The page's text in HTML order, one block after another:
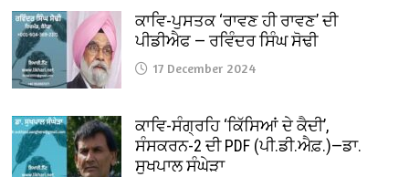
ਕਾਵਿ-ਪੁਸਤਕ ‘ਰਾਵਣ ਹੀ ਰਾਵਣ’ ਦੀ
ਪੀਡੀਐਫ — ਰਵਿੰਦਰ ਸਿੰਘ ਸੋਢੀ
17 December 2024
ਕਾਵਿ-ਸੰਗ੍ਰਹਿ ‘ਕਿੱਸਿਆਂ ਦੇ ਕੈਦੀ’,
ਸੰਸਕਰਨ-2 ਦੀ PDF (ਪੀ.ਡੀ.ਐਫ਼.)—ਡਾ.
ਸੁਖਪਾਲ ਸੰਘੇੜਾ